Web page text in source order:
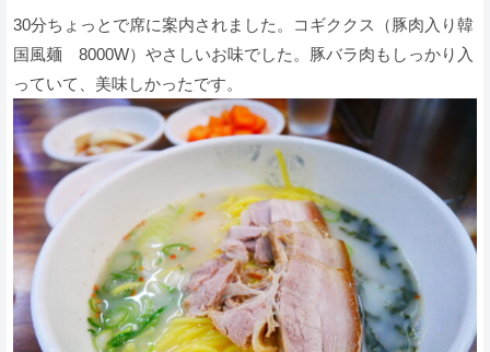
30分ちょっとで席に案内されました。コギククス（豚肉入り韓
国風麺 8000W）やさしいお味でした。豚バラ肉もしっかり入
っていて、美味しかったです。